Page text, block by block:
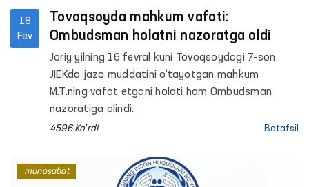
18
Fev
Tovoqsoyda mahkum vafoti:
Ombudsman holatni nazoratga oldi
Joriy yilning 16 fevral kuni Tovoqsoydagi 7-son
JIEKda jazo muddatini o‘tayotgan mahkum
M.T.ning vafot etgani holati ham Ombudsman
nazoratiga olindi.
4596 Ko'rdi Batafsil
munosabat